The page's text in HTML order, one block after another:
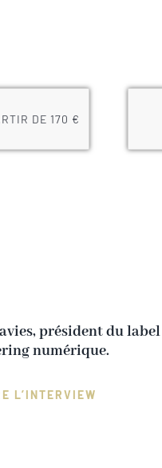
DE 170 €
président du
numérique.
L’INTERVIEW